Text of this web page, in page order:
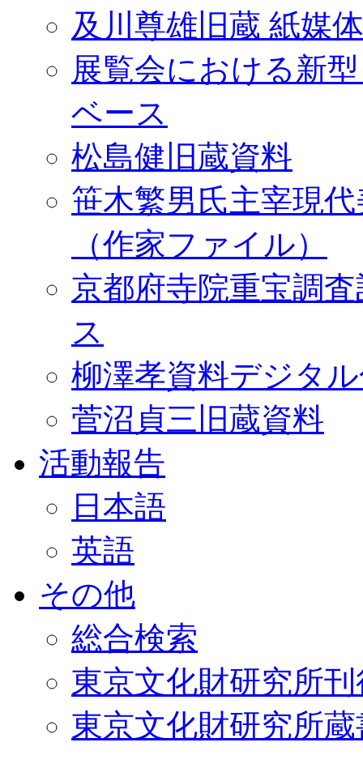
及川尊雄旧蔵 紙媒
展覧会における新
ベース
松島健旧蔵資料
笹木繁男氏主宰現
（作家ファイル）
京都府寺院重宝調
ス
柳澤孝資料デジタ
菅沼貞三旧蔵資料
活動報告
日本語
英語
その他
総合検索
東京文化財研究所
東京文化財研究所